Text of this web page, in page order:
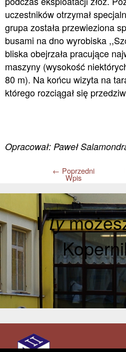
uczestników otrzymał
grupa została przewieziona
busami na dno wyrobiska
bliska obejrzała pracujące
maszyny (wysokość
80 m). Na końcu wizyta na
którego rozciągał się
Opracował: Paweł
← Poprzedni
Wpis
ITy